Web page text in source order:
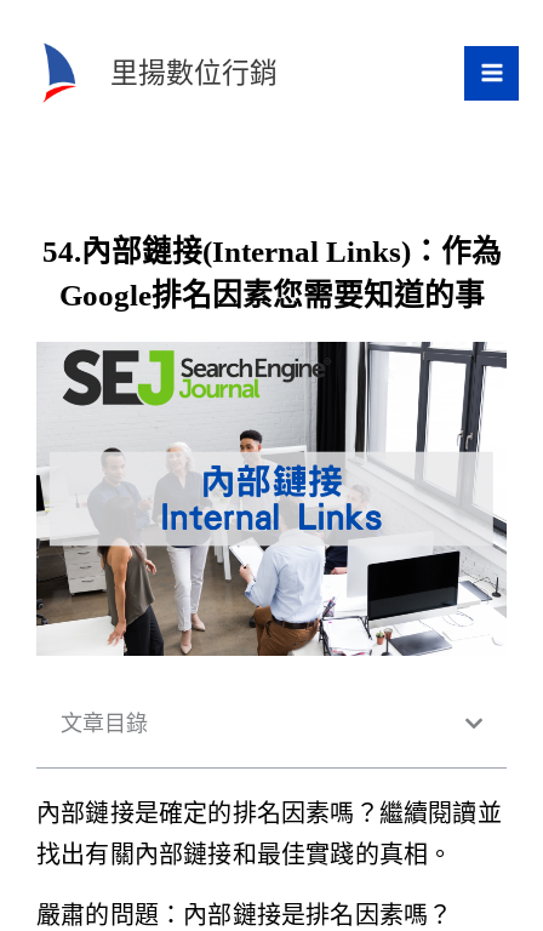
里揚數位行銷
54.內部鏈接(Internal Links)：作為
Google排名因素您需要知道的事
文章目錄
內部鏈接是確定的排名因素嗎？繼續閱讀並
找出有關內部鏈接和最佳實踐的真相。
嚴肅的問題：內部鏈接是排名因素嗎？